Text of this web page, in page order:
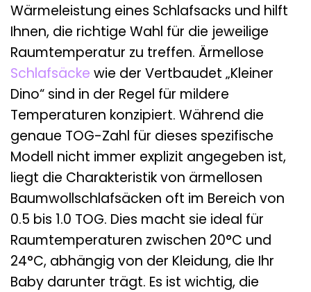
Wärmeleistung eines Schlafsacks und hilft
Ihnen, die richtige Wahl für die jeweilige
Raumtemperatur zu treffen. Ärmellose
Schlafsäcke wie der Vertbaudet „Kleiner
Dino“ sind in der Regel für mildere
Temperaturen konzipiert. Während die
genaue TOG-Zahl für dieses spezifische
Modell nicht immer explizit angegeben ist,
liegt die Charakteristik von ärmellosen
Baumwollschlafsäcken oft im Bereich von
0.5 bis 1.0 TOG. Dies macht sie ideal für
Raumtemperaturen zwischen 20°C und
24°C, abhängig von der Kleidung, die Ihr
Baby darunter trägt. Es ist wichtig, die